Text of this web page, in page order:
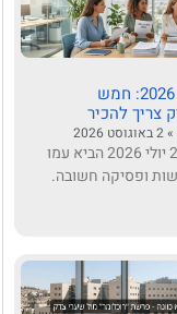
עדכוני דיני עבודה יולי 2026: חמש
צריך להכיר
חוזר מעסיקים | יולי 2026 יולי 2026 הביא עמו
ופסיקה חשובה.